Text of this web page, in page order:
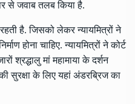
से जवाब तलब किया है.
है. जिसको लेकर न्यायमित्रों ने
होना चाहिए. न्यायमित्रों ने कोर्ट
श्रद्धालु मां महामाया के दर्शन
सुरक्षा के लिए यहां अंडरब्रिज का